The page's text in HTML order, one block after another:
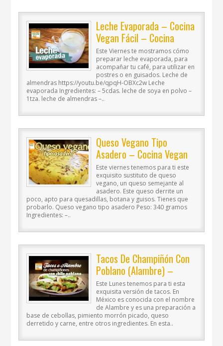
Leche Evaporada – Cocina
Vegan Fácil – Cocina
Vegan Fácil
Este Viernes te mostramos cómo
preparar leche evaporada, para
acompañar tu café, para utilizar en
postres o en guisados. Leche de
almendras https://youtu.be/qpqH-OBXc2w Leche
evaporada Ingredientes: – 5cdas. leche de soya en polvo –
1tza. leche de almendras –..
Queso Vegano Tipo
Asadero – Cocina Vegan
Fácil
Este viernes tenemos para ti este
exquisito sustituto de queso
vegano, un queso semejante al
asadero. Este queso derrite un
poco, apto para quesadillas, botana y guisos. Tienes que
probarlo. Queso vegano tipo asadero Peso: 340 gramos
Ingredientes: –..
Tacos De Champiñón Con
Poblano (Alambre) –
Cocina Vegan Fácil
Este Lunes tenemos para ti esta
exquisita versión de tacos. En
México es conocida con el nombre
de Alambre y es una preparación a
base de cebollas, pimiento morrón picado, queso
derretido y carne, entre otros ingredientes. En esta..